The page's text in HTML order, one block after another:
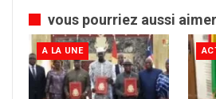
vous pourriez aussi aimer
A LA UNE